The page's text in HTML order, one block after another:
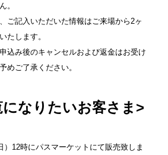
。
ご記入いただいた情報はご来場から2ヶ
たします。
込み後のキャンセルおよび返金はお受け
めご了承ください。
なりたいお客さま>
）12時にパスマーケットにて販売致しま